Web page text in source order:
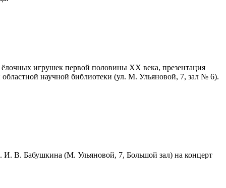
ёлочных игрушек первой половины ХХ века, презентация
научной библиотеки (ул. М. Ульяновой, 7, зал № 6).
И. В. Бабушкина (М. Ульяновой, 7, Большой зал) на концерт